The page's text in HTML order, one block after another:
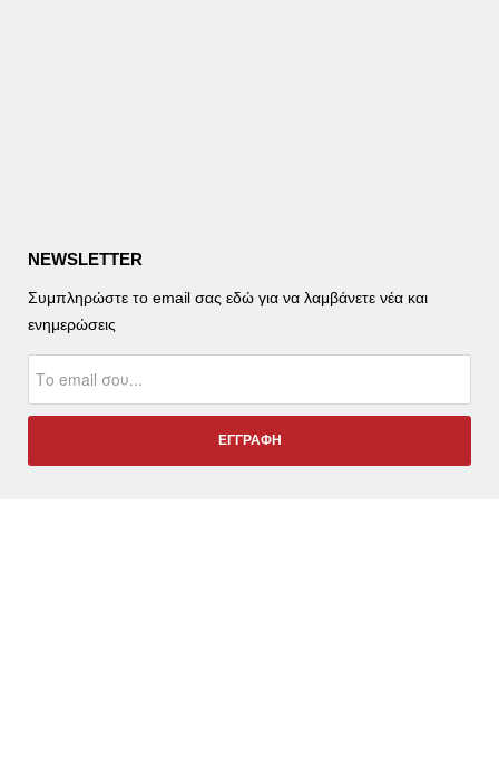
NEWSLETTER
Συμπληρώστε το email σας εδώ για να λαμβάνετε νέα και
ενημερώσεις